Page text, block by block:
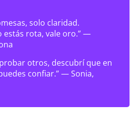
solo claridad.
estás rota, vale oro.” —
otros, descubrí que en
confiar.” —Sonia,